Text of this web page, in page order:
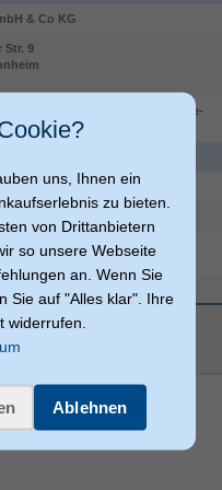
& Co KG
Str. 9
legal/corporate-
1 (3.1 Gen 1)
uns, Ihnen ein
zu bieten.
von Drittanbietern
so unsere Webseite
an. Wenn Sie
Sie auf "Alles klar". Ihre
widerrufen.
Ablehnen